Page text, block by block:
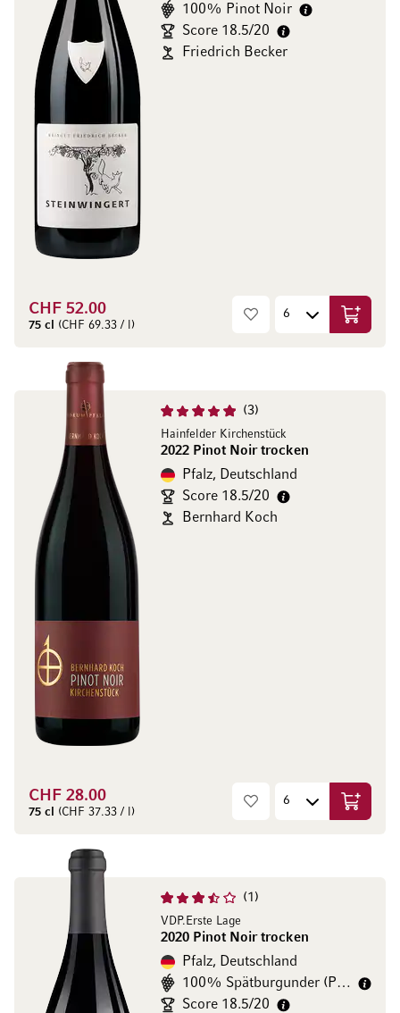
100% Pinot Noir
Score 18.5/20
Friedrich Becker
CHF 52.00
75 cl (CHF 69.33 / l) In den
3
Hainfelder Kirchenstück
2022 Pinot Noir trocken
Pfalz, Deutschland
Score 18.5/20
Bernhard Koch
CHF 28.00
75 cl (CHF 37.33 / l) In den
1
VDP.Erste Lage
2020 Pinot Noir trocken
Pfalz, Deutschland
100% Spätburgunder (Pinot Noir)
Score 18.5/20